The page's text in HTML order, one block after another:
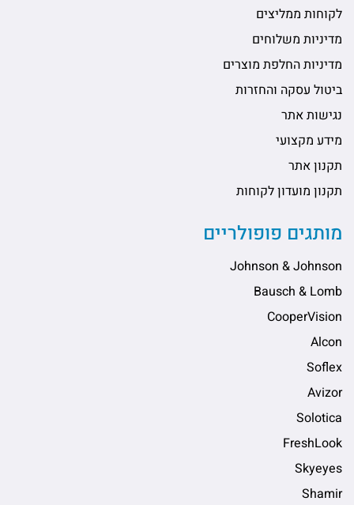
לקוחות ממליצים
מדיניות משלוחים
מדיניות החלפת מוצרים
ביטול עסקה והחזרות
נגישות אתר
מידע מקצועי
תקנון אתר
תקנון מועדון לקוחות
מותגים פופולריים
Johnson & Johnson
Bausch & Lomb
CooperVision
Alcon
Soflex
Avizor
Solotica
FreshLook
Skyeyes
Shamir